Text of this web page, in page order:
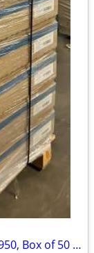
BECO Steril S100 Depth Filter Sheets 26950, Box of 50 Sheets